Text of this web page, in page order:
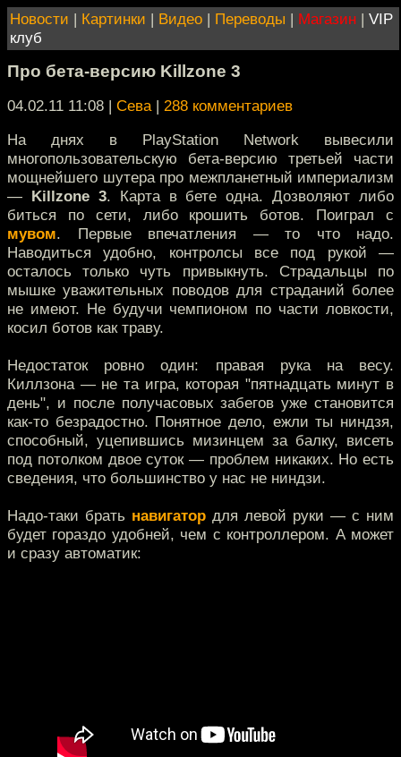
Новости | Картинки | Видео | Переводы | Магазин | VIP
клуб
Про бета-версию Killzone 3
04.02.11 11:08 | Сева| 288 комментариев
На днях в PlayStation Network вывесили
многопользовательскую бета-версию третьей части
мощнейшего шутера про межпланетный империализм
— Killzone 3. Карта в бете одна. Дозволяют либо
биться по сети, либо крошить ботов. Поиграл с
мувом. Первые впечатления — то что надо.
Наводиться удобно, контролсы все под рукой —
осталось только чуть привыкнуть. Страдальцы по
мышке уважительных поводов для страданий более
не имеют. Не будучи чемпионом по части ловкости,
косил ботов как траву.
Недостаток ровно один: правая рука на весу.
Киллзона — не та игра, которая "пятнадцать минут в
день", и после получасовых забегов уже становится
как-то безрадостно. Понятное дело, ежли ты ниндзя,
способный, уцепившись мизинцем за балку, висеть
под потолком двое суток — проблем никаких. Но есть
сведения, что большинство у нас не ниндзи.
Надо-таки брать навигатор для левой руки — с ним
будет гораздо удобней, чем с контроллером. А может
и сразу автоматик: